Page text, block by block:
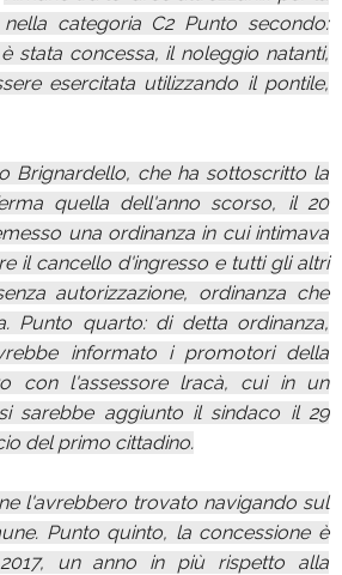
nella categoria C2 Punto secondo:
stata concessa, il noleggio natanti,
esercitata utilizzando il pontile,
Brignardello, che ha sottoscritto la
quella dell'anno scorso, il 20
una ordinanza in cui intimava
il cancello d'ingresso e tutti gli altri
autorizzazione, ordinanza che
Punto quarto: di detta ordinanza,
informato i promotori della
con l'assessore lracà, cui in un
sarebbe aggiunto il sindaco il 29
del primo cittadino.
l'avrebbero trovato navigando sul
Punto quinto, la concessione è
un anno in più rispetto alla